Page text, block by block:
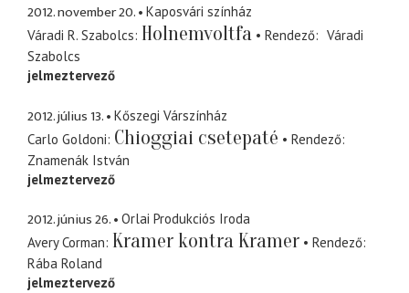
2012. november 20.
Kaposvári színház
Váradi R. Szabolcs Holnemvoltfa Rendező
Váradi
Szabolcs
jelmeztervező
2012. július 13.
Kőszegi Várszínház
Carlo Goldoni Chioggiai csetepaté
Rendező
Znamenák István
jelmeztervező
2012. június 26.
Orlai Produkciós Iroda
Avery Corman Kramer kontra Kramer
Rendező
Rába Roland
jelmeztervező